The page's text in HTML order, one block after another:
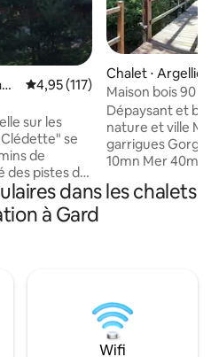
Évaluation moyenne sur la
4,95 (117)
sur les
se
des pistes de
Cévennes
de
à la
caution /
Chalet ⋅ Argelliers
Maison bois 90
Guilhem gorges
Dépaysant et bol
nature et ville Montagne mer et
garrigues Gorges de l
10mn Mer 40mn
arboré de
jusqu au 15
enfants de moins
dans les chalets
à Gard
Wifi